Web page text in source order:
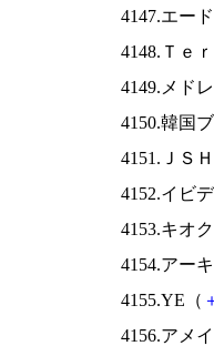
4147.エー
4148.Ｔｅ
4149.メド
4150.韓国
4151.ＪＳ
4152.イビ
4153.キオ
4154.アー
4155.YE（
4156.アメ